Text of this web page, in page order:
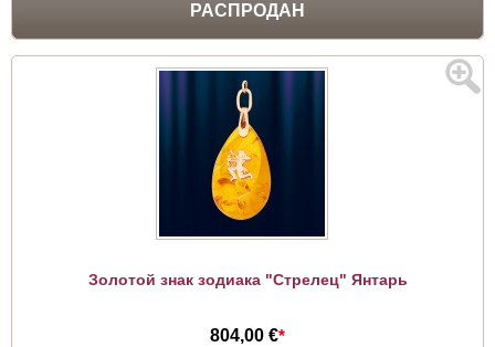
РАСПРОДАН
Золотой знак зодиака "Стрелец" Янтарь
804,00 €*